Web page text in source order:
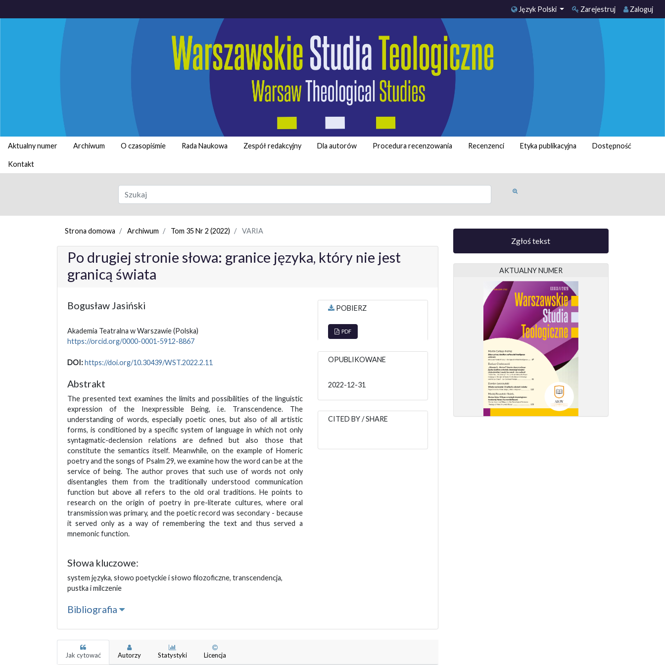
Język Polski Zarejestruj Zaloguj
Aktualny numer Archiwum O czasopiśmie Rada Naukowa Zespół redakcyjny Dla autorów Procedura recenzowania Recenzenci Etyka publikacyjna Dostępność
Kontakt
Strona domowa Archiwum Tom 35 Nr 2 (2022) VARIA
Po drugiej stronie słowa: granice języka, który nie jest
granicą świata
Bogusław Jasiński
Akademia Teatralna w Warszawie(Polska)
https://orcid.org/0000-0001-5912-8867
DOI:https://doi.org/10.30439/WST.2022.2.11
Abstrakt
The presented text examines the limits and possibilities of the linguistic
expression of the Inexpressible Being, i.e. Transcendence. The
understanding of words, especially poetic ones, but also of all artistic
forms, is conditioned by a specific system of language in which not only
syntagmatic-declension relations are defined but also those that
constitute the semantics itself. Meanwhile, on the example of Homeric
poetry and the songs of Psalm 29, we examine how the word can be at the
service of being. The author proves that such use of words not only
disentangles them from the traditionally understood communication
function but above all refers to the old oral traditions. He points to
research on the origin of poetry in pre-literate cultures, where oral
transmission was primary, and the poetic record was secondary - because
it served only as a way of remembering the text and thus served a
mnemonic function.
Słowa kluczowe:
system języka, słowo poetyckie i słowo filozoficzne, transcendencja,
pustka i milczenie
Bibliografia
POBIERZ
PDF
OPUBLIKOWANE
2022-12-31
CITED BY / SHARE
Jak cytować Autorzy Statystyki Licencja
Zgłoś tekst
AKTUALNY NUMER